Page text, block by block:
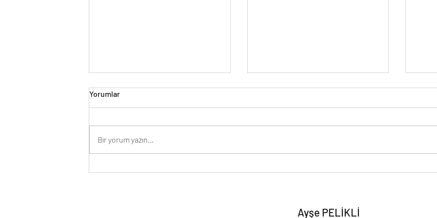
BOŞLUK KİNTSUGİ
Yorumlar
Bir yorum yazın...
Ayşe PELİKLİ